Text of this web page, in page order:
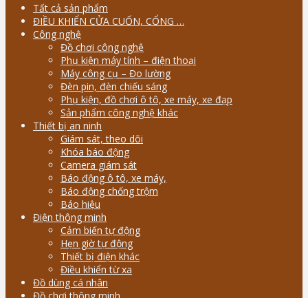
Tất cả sản phẩm
ĐIỀU KHIỂN CỬA CUỐN, CỔNG …
Công nghệ
Đồ chơi công nghệ
Phụ kiện máy tính – điện thoại
Máy công cụ – Đo lường
Đèn pin, đèn chiếu sáng
Phụ kiện, đồ chơi ô tô, xe máy, xe đạp
Sản phẩm công nghệ khác
Thiết bị an ninh
Giám sát, theo dõi
Khóa báo động
Camera giám sát
Báo động ô tô, xe máy,
Báo động chống trộm
Báo hiệu
Điện thông minh
Cảm biến tự động
Hẹn giờ tự động
Thiết bị điện khác
Điều khiển từ xa
Đồ dùng cá nhân